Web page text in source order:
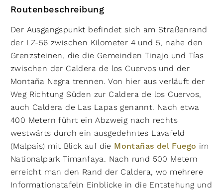
Routenbeschreibung
Der Ausgangspunkt befindet sich am Straßenrand
der LZ-56 zwischen Kilometer 4 und 5, nahe den
Grenzsteinen, die die Gemeinden Tinajo und Tías
zwischen der Caldera de los Cuervos und der
Montaña Negra trennen. Von hier aus verläuft der
Weg Richtung Süden zur Caldera de los Cuervos,
auch Caldera de Las Lapas genannt. Nach etwa
400 Metern führt ein Abzweig nach rechts
westwärts durch ein ausgedehntes Lavafeld
(Malpaís) mit Blick auf die Montañas del Fuego im
Nationalpark Timanfaya. Nach rund 500 Metern
erreicht man den Rand der Caldera, wo mehrere
Informationstafeln Einblicke in die Entstehung und